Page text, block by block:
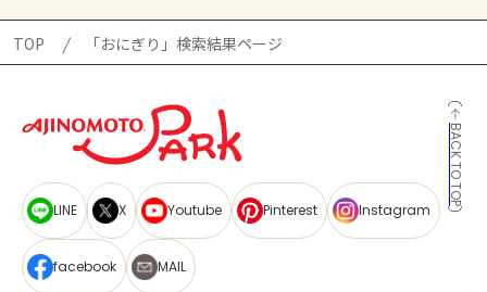
TOP 「おにぎり」検索結果ページ
BACK TO TOP
LINE X Youtube Pinterest Instagram
facebook MAIL